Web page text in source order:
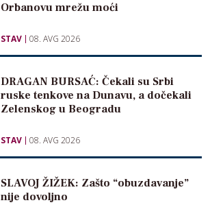
Orbanovu mrežu moći
STAV 08. AVG 2026
DRAGAN BURSAĆ: Čekali su Srbi
ruske tenkove na Dunavu, a dočekali
Zelenskog u Beogradu
STAV 08. AVG 2026
SLAVOJ ŽIŽEK: Zašto “obuzdavanje”
nije dovoljno